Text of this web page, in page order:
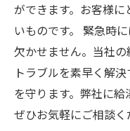
ができます。お客様
いものです。 緊急時
欠かせません。当社
トラブルを素早く解
を守ります。弊社に給
ぜひお気軽にご相談く